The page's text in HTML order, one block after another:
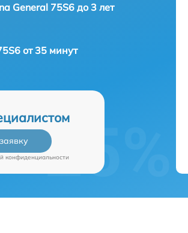
General 75S6 до 3 лет
от 35 минут
конфиденциальности